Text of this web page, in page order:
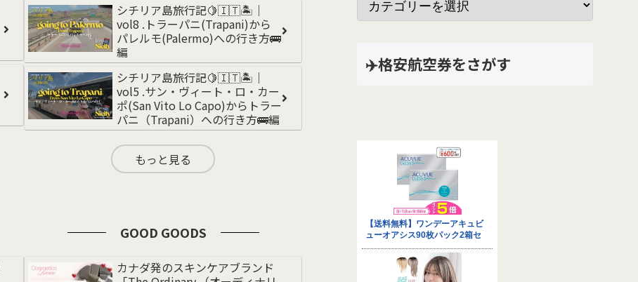
シチリア島旅行記🍋🇮🇹🏝️｜
vol8 .トラーパニ(Trapani)から
パレルモ(Palermo)への行き方🚌
編
シチリア島旅行記🍋🇮🇹🏝️｜
vol5 .サン・ヴィート・ロ・カー
ポ(San Vito Lo Capo)からトラー
パニ（Trapani）への行き方🚌編
もっと見る
GOOD GOODS
カナダ発のスキンケアブランド
✈️格安航空券をさがす